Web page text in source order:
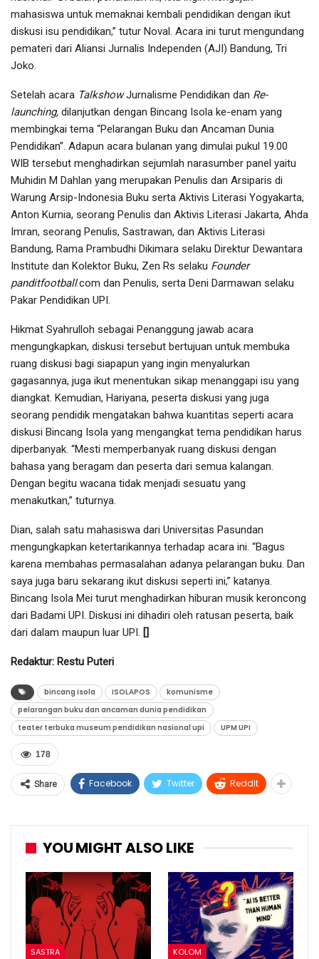
mahasiswa untuk memaknai kembali pendidikan dengan ikut
diskusi isu pendidikan,” tutur Noval. Acara ini turut mengundang
pemateri dari Aliansi Jurnalis Independen (AJI) Bandung, Tri
Joko.
Setelah acara TalkshowJurnalisme Pendidikan dan Re-
launching, dilanjutkan dengan Bincang Isola ke-enam yang
membingkai tema “Pelarangan Buku dan Ancaman Dunia
Pendidikan”. Adapun acara bulanan yang dimulai pukul 19.00
WIB tersebut menghadirkan sejumlah narasumber panel yaitu
Muhidin M Dahlan yang merupakan Penulis dan Arsiparis di
Warung Arsip-Indonesia Buku serta Aktivis Literasi Yogyakarta,
Anton Kurnia, seorang Penulis dan Aktivis Literasi Jakarta, Ahda
Imran, seorang Penulis, Sastrawan, dan Aktivis Literasi
Bandung, Rama Prambudhi Dikimara selaku Direktur Dewantara
Institute dan Kolektor Buku, Zen Rs selaku Founder
panditfootball.com dan Penulis, serta Deni Darmawan selaku
Pakar Pendidikan UPI.
Hikmat Syahrulloh sebagai Penanggung jawab acara
mengungkapkan, diskusi tersebut bertujuan untuk membuka
ruang diskusi bagi siapapun yang ingin menyalurkan
gagasannya, juga ikut menentukan sikap menanggapi isu yang
diangkat. Kemudian, Hariyana, peserta diskusi yang juga
seorang pendidik mengatakan bahwa kuantitas seperti acara
diskusi Bincang Isola yang mengangkat tema pendidikan harus
diperbanyak. “Mesti memperbanyak ruang diskusi dengan
bahasa yang beragam dan peserta dari semua kalangan.
Dengan begitu wacana tidak menjadi sesuatu yang
menakutkan,” tuturnya.
Dian, salah satu mahasiswa dari Universitas Pasundan
mengungkapkan ketertarikannya terhadap acara ini. “Bagus
karena membahas permasalahan adanya pelarangan buku. Dan
saya juga baru sekarang ikut diskusi seperti ini,” katanya.
Bincang Isola Mei turut menghadirkan hiburan musik keroncong
dari Badami UPI. Diskusi ini dihadiri oleh ratusan peserta, baik
dari dalam maupun luar UPI. []
Redaktur: Restu Puteri
bincang isola ISOLAPOS
komunisme
pelarangan buku dan ancaman dunia pendidikan
teater terbuka museum pendidikan nasional upi
UPM UPI
178
Share Facebook Twitter ReddIt
YOU MIGHT ALSO LIKE
SASTRA KOLOM